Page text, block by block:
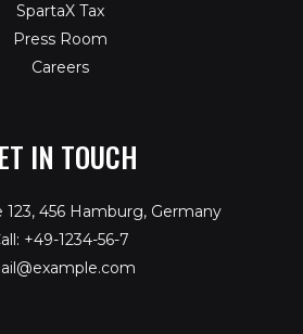
SpartaX Tax
Press Room
Careers
IN TOUCH
123, 456 Hamburg, Germany
+49-1234-56-7